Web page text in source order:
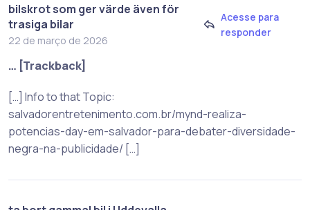
bilskrot som ger värde även för
trasiga bilar
22 de março de 2026
Acesse para
responder
… [Trackback]
[…] Info to that Topic:
salvadorentretenimento.com.br/mynd-realiza-
potencias-day-em-salvador-para-debater-diversidade-
negra-na-publicidade/ […]